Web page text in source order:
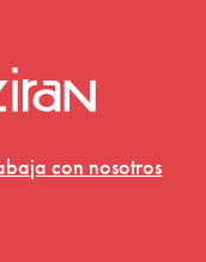
con nosotros